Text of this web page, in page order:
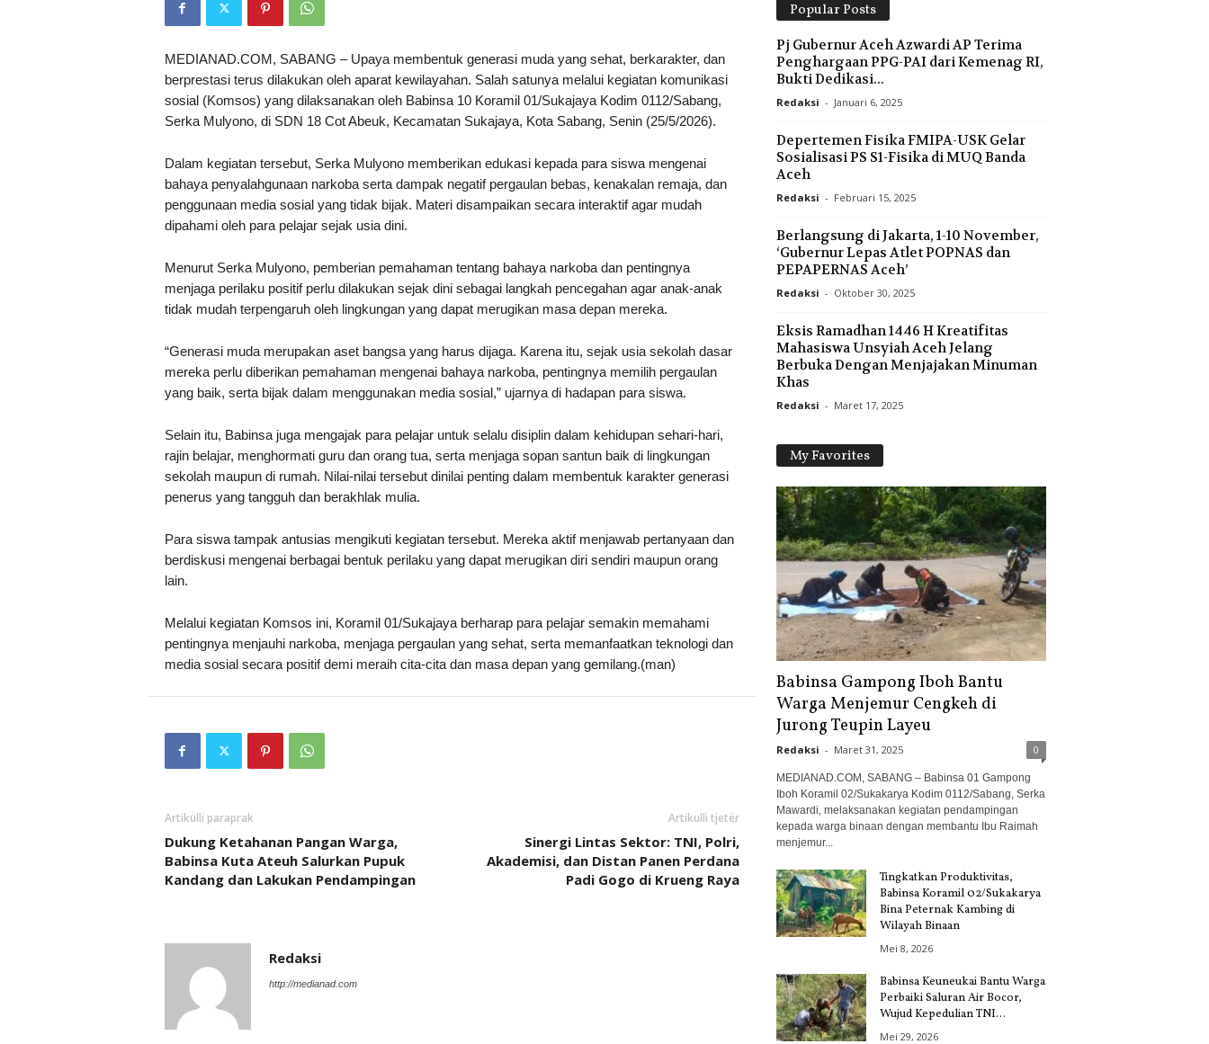
MEDIANAD.COM, SABANG – Upaya membentuk generasi muda yang sehat, berkarakter, dan
berprestasi terus dilakukan oleh aparat kewilayahan. Salah satunya melalui kegiatan komunikasi
sosial (Komsos) yang dilaksanakan oleh Babinsa 10 Koramil 01/Sukajaya Kodim 0112/Sabang,
Serka Mulyono, di SDN 18 Cot Abeuk, Kecamatan Sukajaya, Kota Sabang, Senin (25/5/2026).
Dalam kegiatan tersebut, Serka Mulyono memberikan edukasi kepada para siswa mengenai
bahaya penyalahgunaan narkoba serta dampak negatif pergaulan bebas, kenakalan remaja, dan
penggunaan media sosial yang tidak bijak. Materi disampaikan secara interaktif agar mudah
dipahami oleh para pelajar sejak usia dini.
Menurut Serka Mulyono, pemberian pemahaman tentang bahaya narkoba dan pentingnya
menjaga perilaku positif perlu dilakukan sejak dini sebagai langkah pencegahan agar anak-anak
tidak mudah terpengaruh oleh lingkungan yang dapat merugikan masa depan mereka.
“Generasi muda merupakan aset bangsa yang harus dijaga. Karena itu, sejak usia sekolah dasar
mereka perlu diberikan pemahaman mengenai bahaya narkoba, pentingnya memilih pergaulan
yang baik, serta bijak dalam menggunakan media sosial,” ujarnya di hadapan para siswa.
Selain itu, Babinsa juga mengajak para pelajar untuk selalu disiplin dalam kehidupan sehari-hari,
rajin belajar, menghormati guru dan orang tua, serta menjaga sopan santun baik di lingkungan
sekolah maupun di rumah. Nilai-nilai tersebut dinilai penting dalam membentuk karakter generasi
penerus yang tangguh dan berakhlak mulia.
Para siswa tampak antusias mengikuti kegiatan tersebut. Mereka aktif menjawab pertanyaan dan
berdiskusi mengenai berbagai bentuk perilaku yang dapat merugikan diri sendiri maupun orang
lain.
Melalui kegiatan Komsos ini, Koramil 01/Sukajaya berharap para pelajar semakin memahami
pentingnya menjauhi narkoba, menjaga pergaulan yang sehat, serta memanfaatkan teknologi dan
media sosial secara positif demi meraih cita-cita dan masa depan yang gemilang.(man)
Artikulli paraprak
Dukung Ketahanan Pangan Warga,
Babinsa Kuta Ateuh Salurkan Pupuk
Kandang dan Lakukan Pendampingan
Artikulli tjetër
Sinergi Lintas Sektor: TNI, Polri,
Akademisi, dan Distan Panen Perdana
Padi Gogo di Krueng Raya
Redaksi
http://medianad.com
Popular Posts
Pj Gubernur Aceh Azwardi AP Terima
Penghargaan PPG-PAI dari Kemenag RI,
Bukti Dedikasi...
Redaksi - Januari 6, 2025
Depertemen Fisika FMIPA-USK Gelar
Sosialisasi PS S1-Fisika di MUQ Banda
Aceh
Redaksi - Februari 15, 2025
Berlangsung di Jakarta, 1-10 November,
‘Gubernur Lepas Atlet POPNAS dan
PEPAPERNAS Aceh’
Redaksi - Oktober 30, 2025
Eksis Ramadhan 1446 H Kreatifitas
Mahasiswa Unsyiah Aceh Jelang
Berbuka Dengan Menjajakan Minuman
Khas
Redaksi - Maret 17, 2025
My Favorites
Babinsa Gampong Iboh Bantu
Warga Menjemur Cengkeh di
Jurong Teupin Layeu
Redaksi - Maret 31, 2025 0
MEDIANAD.COM, SABANG – Babinsa 01 Gampong
Iboh Koramil 02/Sukakarya Kodim 0112/Sabang, Serka
Mawardi, melaksanakan kegiatan pendampingan
kepada warga binaan dengan membantu Ibu Raimah
menjemur...
Tingkatkan Produktivitas,
Babinsa Koramil 02/Sukakarya
Bina Peternak Kambing di
Wilayah Binaan
Mei 8, 2026
Babinsa Keuneukai Bantu Warga
Perbaiki Saluran Air Bocor,
Wujud Kepedulian TNI...
Mei 29, 2026